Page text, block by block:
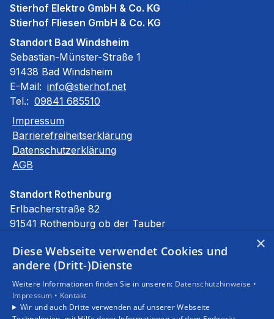
Stierhof Elektro GmbH & Co. KG
Stierhof Fliesen GmbH & Co. KG
Standort Bad Windsheim
Sebastian-Münster-Straße 1
91438 Bad Windsheim
E-Mail: info@stierhof.net
Tel.: 09841 685510
Impressum
Barrierefreiheitserklärung
Datenschutzerklärung
AGB
Standort Rothenburg
Erlbacherstraße 82
91541 Rothenburg ob der Tauber
Tel.: 09861 94590
Unsere Bereiche
Privatkunden
Gewerbekunden
Karriere
×
Diese Webseite verwendet Cookies und
andere (Dritt-)Dienste
Weitere Informationen finden Sie in unseren: Datenschutzhinweise •
Impressum • Kontakt
Wir und auch Dritte verwenden auf unserer Webseite